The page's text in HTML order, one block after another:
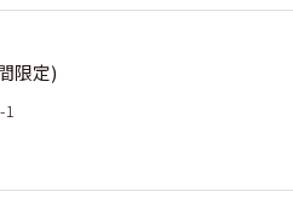
限定)